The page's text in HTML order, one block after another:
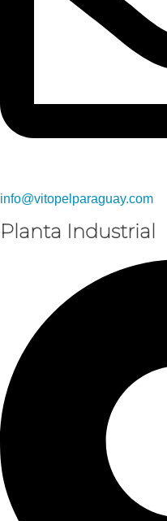
info@vitopelparaguay.com
Planta Industrial